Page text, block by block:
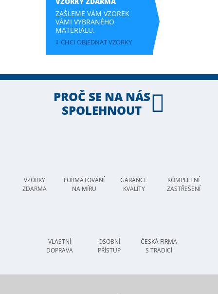
ZAŠLEME VÁM VZOREK
VÁMI VYBRANÉHO
MATERIÁLU.
CHCI OBJEDNAT VZORKY
PROČ SE NA NÁS
SPOLEHNOUT
VZORKY
ZDARMA
FORMÁTOVÁNÍ
NA MÍRU
GARANCE
KVALITY
KOMPLETNÍ
ZASTŘEŠENÍ
VLASTNÍ
DOPRAVA
OSOBNÍ
PŘÍSTUP
ČESKÁ FIRMA
S TRADICÍ